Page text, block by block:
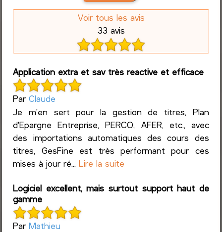
Voir tous les avis
33 avis
Application extra et sav très reactive et efficace
ParClaude
Je m'en sert pour la gestion de titres, Plan
d'Epargne Entreprise, PERCO, AFER, etc., avec
des importations automatiques des cours des
titres, GesFine est très performant pour ces
mises à jour ré...Lire la suite
Logiciel excellent, mais surtout support haut de
gamme
ParMathieu